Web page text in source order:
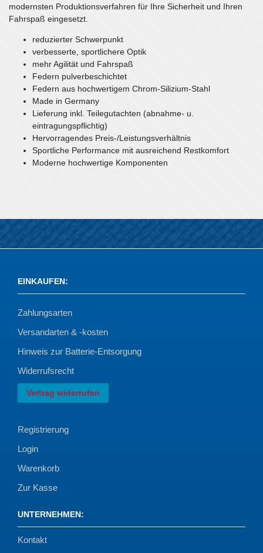
modernsten Produktionsverfahren für Ihre Sicherheit und Ihren
Fahrspaß eingesetzt.
reduzierter Schwerpunkt
verbesserte, sportlichere Optik
mehr Agilität und Fahrspaß
Federn pulverbeschichtet
Federn aus hochwertigem Chrom-Silizium-Stahl
Made in Germany
Lieferung inkl. Teilegutachten (abnahme- u.
eintragungspflichtig)
Hervorragendes Preis-/Leistungsverhältnis
Sportliche Performance mit ausreichend Restkomfort
Moderne hochwertige Komponenten
EINKAUFEN:
Zahlungsarten
Versandarten & -kosten
Hinweis zur Batterie-Entsorgung
Widerrufsrecht
Vertrag widerrufen
Registrierung
Login
Warenkorb
Zur Kasse
UNTERNEHMEN:
Kontakt